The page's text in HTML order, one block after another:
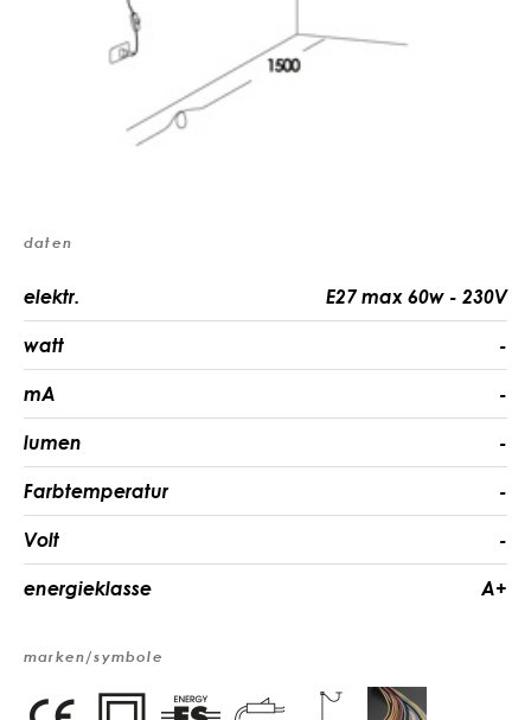
daten
elektr. E27 max 60w - 230V
watt -
mA -
lumen -
Farbtemperatur -
Volt -
energieklasse A+
marken/symbole